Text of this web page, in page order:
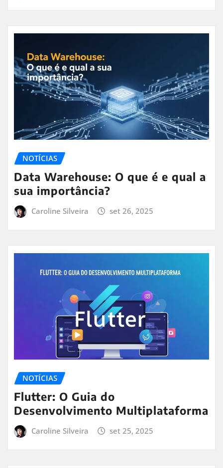
NOTÍCIAS
Data Warehouse: O que é e qual a
sua importância?
Caroline Silveira set 26, 2025
NOTÍCIAS
Flutter: O Guia do
Desenvolvimento Multiplataforma
Caroline Silveira set 25, 2025